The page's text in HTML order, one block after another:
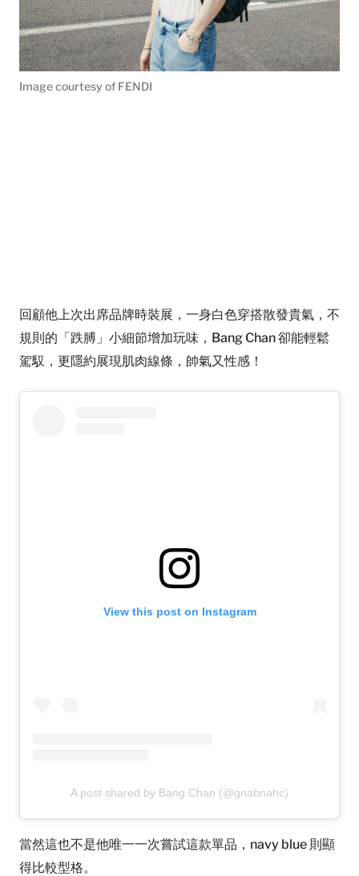
Image courtesy of FENDI
回顧他上次出席品牌時裝展，一身白色穿搭散發貴氣，不
規則的「跌膊」小細節增加玩味，Bang Chan 卻能輕鬆
駕馭，更隱約展現肌肉線條，帥氣又性感！
View this post on Instagram
A post shared by Bang Chan (@gnabnahc)
當然這也不是他唯一一次嘗試這款單品，navy blue 則顯
得比較型格。